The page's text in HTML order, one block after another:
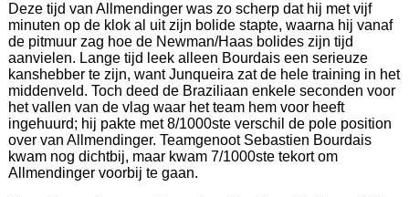
Deze tijd van Allmendinger was zo scherp dat hij met vijf
minuten op de klok al uit zijn bolide stapte, waarna hij vanaf
de pitmuur zag hoe de Newman/Haas bolides zijn tijd
aanvielen. Lange tijd leek alleen Bourdais een serieuze
kanshebber te zijn, want Junqueira zat de hele training in het
middenveld. Toch deed de Braziliaan enkele seconden voor
het vallen van de vlag waar het team hem voor heeft
ingehuurd; hij pakte met 8/1000ste verschil de pole position
over van Allmendinger. Teamgenoot Sebastien Bourdais
kwam nog dichtbij, maar kwam 7/1000ste tekort om
Allmendinger voorbij te gaan.